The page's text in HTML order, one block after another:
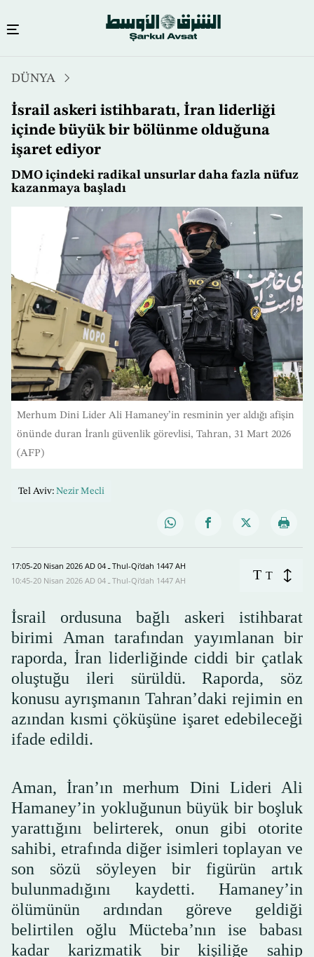
içeriğe
atla
DÜNYA
İsrail askeri istihbaratı, İran liderliği
içinde büyük bir bölünme olduğuna
işaret ediyor
DMO içindeki radikal unsurlar daha fazla nüfuz
kazanmaya başladı
Merhum Dini Lider Ali Hamaney’in resminin yer aldığı afişin
önünde duran İranlı güvenlik görevlisi, Tahran, 31 Mart 2026
(AFP)
Tel Aviv: Nezir Mecli
17:05-20 Nisan 2026 AD ـ 04 Thul-Qi’dah 1447 AH
10:45-20 Nisan 2026 AD ـ 04 Thul-Qi’dah 1447 AH
T T
İsrail ordusuna bağlı askeri istihbarat
birimi Aman tarafından yayımlanan bir
raporda, İran liderliğinde ciddi bir çatlak
oluştuğu ileri sürüldü. Raporda, söz
konusu ayrışmanın Tahran’daki rejimin en
azından kısmi çöküşüne işaret edebileceği
ifade edildi.
Aman, İran’ın merhum Dini Lideri Ali
Hamaney’in yokluğunun büyük bir boşluk
yarattığını belirterek, onun gibi otorite
sahibi, etrafında diğer isimleri toplayan ve
son sözü söyleyen bir figürün artık
bulunmadığını kaydetti. Hamaney’in
ölümünün ardından göreve geldiği
belirtilen oğlu Mücteba’nın ise babası
kadar karizmatik bir kişiliğe sahip